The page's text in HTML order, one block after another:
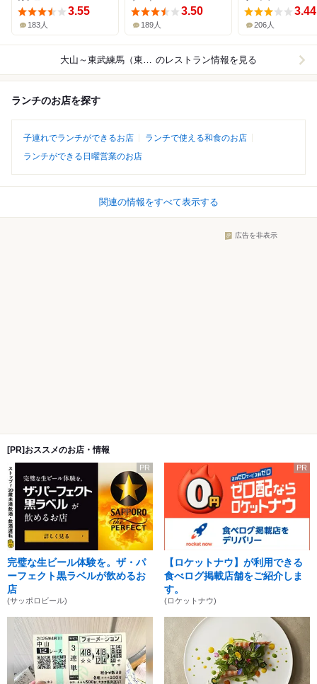
3.55
183人
3.50
189人
3.44
206人
大山～東武練馬（東武東上線） のレストラン情報を見る
ランチのお店を探す
子連れでランチができるお店
ランチで使える和食のお店
ランチができる日曜営業のお店
関連の情報をすべて表示する
広告を非表示
[PR]おススメのお店・情報
PR
完璧な生ビール体験を。ザ・パ
ーフェクト黒ラベルが飲めるお
店
(サッポロビール)
PR
【ロケットナウ】が利用できる
食べログ掲載店舗をご紹介しま
す。
(ロケットナウ)